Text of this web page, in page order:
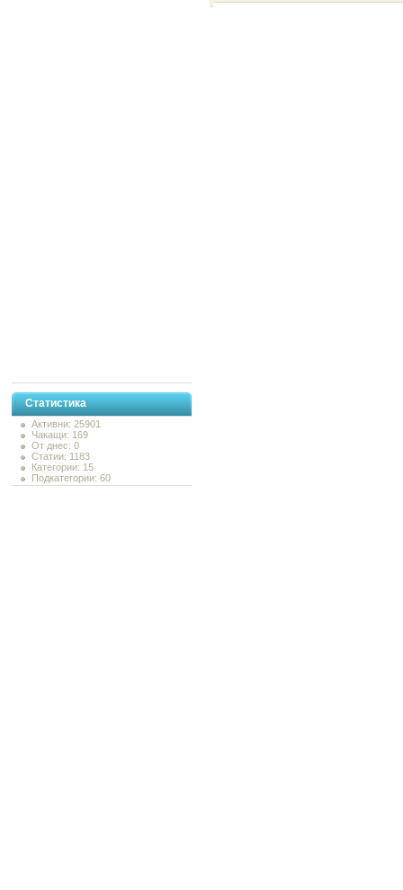
Статистика
Активни: 25901
Чакащи: 169
От днес: 0
Статии: 1183
Категории: 15
Подкатегории: 60